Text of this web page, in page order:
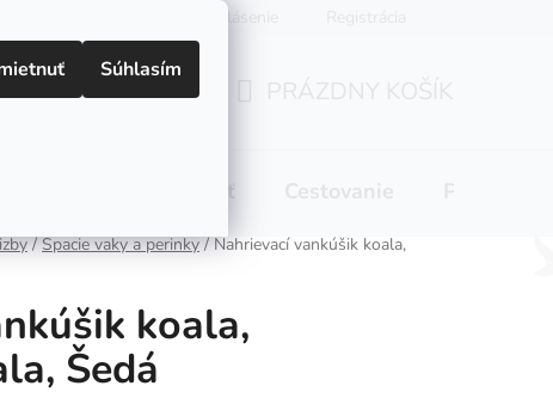
Súhlasím
Prihlásenie
/ Spacie vaky a perinky / Nahrievací vankúšik koala,
koala,
Šedá